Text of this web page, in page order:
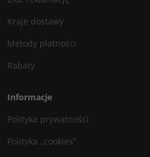
Kraje dostawy
Metody płatności
Rabaty
Informacje
Polityka prywatności
Polityka „cookies”